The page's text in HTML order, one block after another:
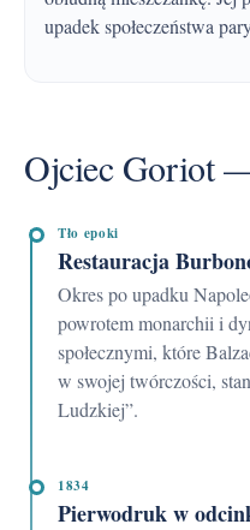
upadek społeczeństwa
Ojciec Goriot
Tło epoki
Restauracja
Okres po upadku Napoleona, charakteryzujący się
powrotem monarchii i
społecznymi, które
w swojej twórczości,
Ludzkiej”.
1834
Pierwodruk w